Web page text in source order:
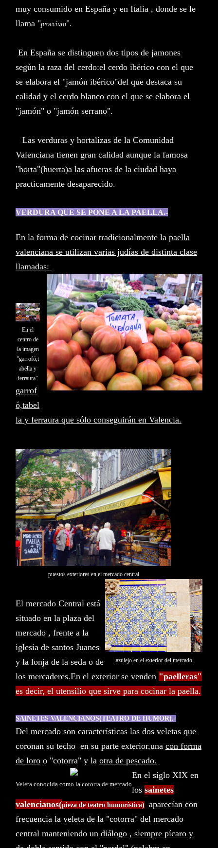
muy consumido en España y en Italia , donde se le
llama "procciuto".
En España se distinguen dos tipos de jamones
según la raza del cerdo:el cerdo ibérico con el que
se elabora el "jamón ibérico"del que destaca su
calidad y el cerdo blanco con el que se elabora el
"jamón" o "jamón serrano".
Las verduras y hortalizas de la Comunidad
Valenciana tienen gran calidad aunque la famosa
"horta"(huerta)a las afueras de la ciudad haya
practicamente desaparecido.
VERDURA QUE SE PONE A LA PAELLA.-
En la forma de cocinar tradicionalmente la paella
valenciana se utilizan varias judías de distinta clase
llamadas:
En el
centro de
la imagen
"garrofó,t
abella y
ferraura"
garrof
ó,tabel
la y ferraura que sólo conseguirán en Valencia.
puestos exteriores en el mercado central
azulejo en el exterior del mercado
El mercado Central está
situado en la plaza del
mercado , frente a la
iglesia de santos Juanes
y la lonja de la seda o de
los mercaderes.En el exterior se venden "paelleras"
es decir, el utensilio que sirve para cocinar la paella.
SAINETES VALENCIANOS(TEATRO DE HUMOR).-
Del mercado son características las dos veletas que
coronan su techo en su parte exterior,una con forma
de loro o "cotorra" y la otra de pescado.
Veleta conocida como la cotorra de mercado
En el siglo XIX en
los sainetes
valencianos(pieza de teatro humorística)
aparecían con
frecuencia la veleta de la "cotorra" del mercado
central manteniendo un diálogo , siempre pícaro y